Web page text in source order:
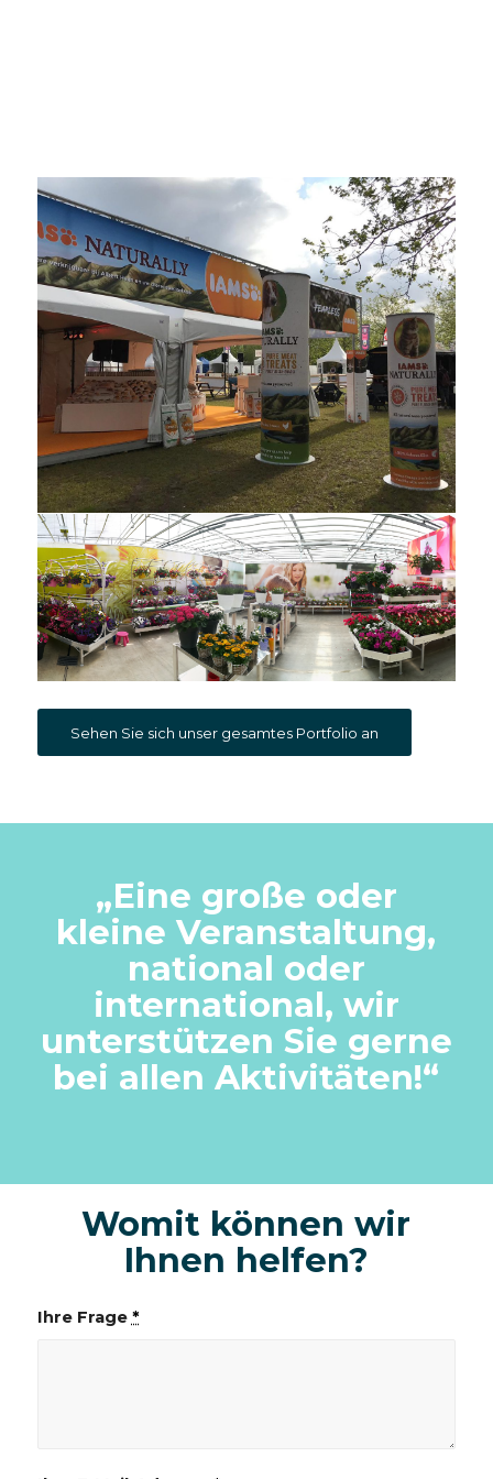
Sehen Sie sich unser gesamtes Portfolio an
„Eine große oder
kleine Veranstaltung,
national oder
international, wir
unterstützen Sie gerne
bei allen Aktivitäten!“
Womit können wir
Ihnen helfen?
Ihre Frage *